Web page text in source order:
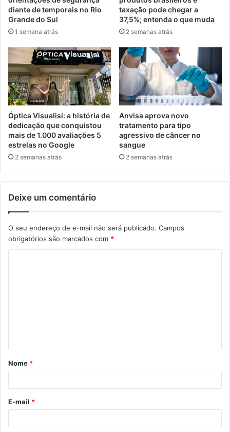
diante de temporais no Rio
Grande do Sul
1 semana atrás
taxação pode chegar a
37,5%; entenda o que muda
2 semanas atrás
Óptica Visualisi: a história de
dedicação que conquistou
mais de 1.000 avaliações 5
estrelas no Google
2 semanas atrás
Anvisa aprova novo
tratamento para tipo
agressivo de câncer no
sangue
2 semanas atrás
Deixe um comentário
O seu endereço de e-mail não será publicado. Campos
obrigatórios são marcados com *
á
r
*
Nome *
E-mail *